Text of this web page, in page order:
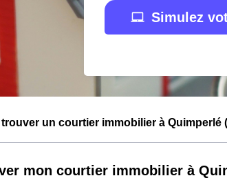
Simulez
un courtier immobilier à Quimperlé
mon courtier immobilier à